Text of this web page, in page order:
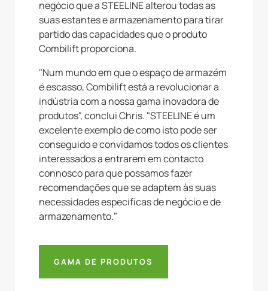
negócio que a STEELINE alterou todas as
suas estantes e armazenamento para tirar
partido das capacidades que o produto
Combilift proporciona.
"Num mundo em que o espaço de armazém
é escasso, Combilift está a revolucionar a
indústria com a nossa gama inovadora de
produtos", conclui Chris. "STEELINE é um
excelente exemplo de como isto pode ser
conseguido e convidamos todos os clientes
interessados a entrarem em contacto
connosco para que possamos fazer
recomendações que se adaptem às suas
necessidades específicas de negócio e de
armazenamento."
GAMA DE PRODUTOS